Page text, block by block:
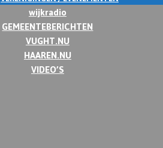
wijkradio
GEMEENTEBERICHTEN
VUGHT.NU
HAAREN.NU
VIDEO’S